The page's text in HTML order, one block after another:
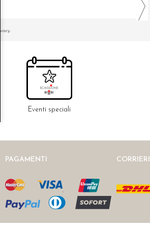
Eventi speciali
PAGAMENTI CORRIERI